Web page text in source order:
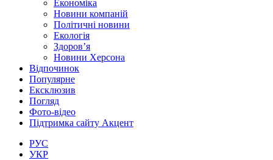
Економіка
Новини компаній
Політичні новини
Екологія
Здоров’я
Новини Херсона
Відпочинок
Популярне
Ексклюзив
Погляд
Фото-відео
Підтримка сайту Акцент
РУС
УКР